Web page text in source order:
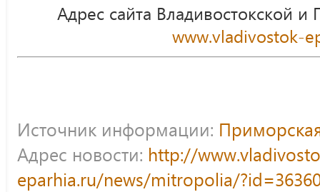
Адрес сайта Владивостокской
www.vladivostok-
Источник информации:
Адрес новости: http://
eparhia.ru/news/mitropolia/